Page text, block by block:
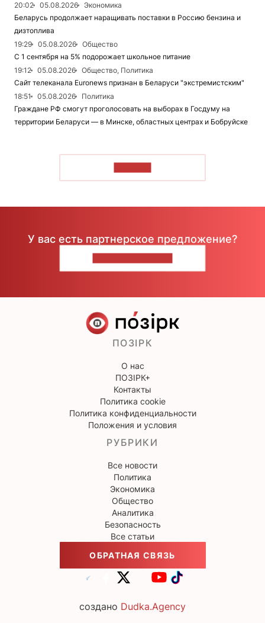
20:02
05.08.2026
Экономика
Беларусь продолжает наращивать поставки в Россию бензина и
дизтоплива
19:29
05.08.2026
Общество
С 1 сентября на 5% подорожает школьное питание
19:12
05.08.2026
Общество, Политика
Сайт телеканала Euronews признан в Беларуси "экстремистским"
18:51
05.08.2026
Политика
Граждане РФ смогут проголосовать на выборах в Госдуму на
территории Беларуси — в Минске, областных центрах и Бобруйске
У вас есть партнерское предложение?
ПОЗІРК
О нас
ПОЗІРК+
Контакты
Политика cookie
Политика конфиденциальности
Положения и условия
РУБРИКИ
Все новости
Политика
Экономика
Общество
Аналитика
Безопасность
Все статьи
ОБРАТНАЯ СВЯЗЬ
создано Dudka.Agency